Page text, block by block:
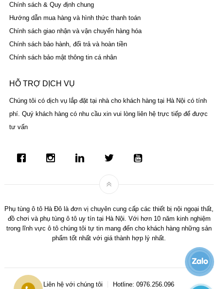
Chính sách & Quy định chung
Hướng dẫn mua hàng và hình thức thanh toán
Chính sách giao nhận và vận chuyển hàng hóa
Chính sách bảo hành, đổi trả và hoàn tiền
Chính sách bảo mật thông tin cá nhân
HỖ TRỢ DỊCH VỤ
Chúng tôi có dịch vụ lắp đặt tại nhà cho khách hàng tại Hà Nội có tính
phí. Quý khách hàng có nhu cầu xin vui lòng liên hệ trực tiếp để được
tư vấn
Phụ tùng ô tô Hà Đô là đơn vị chuyên cung cấp các thiết bị nội ngoại thất,
đồ chơi và phụ tùng ô tô uy tín tại Hà Nội. Với hơn 10 năm kinh nghiệm
trong lĩnh vực ô tô chúng tôi tự tin mang đến cho khách hàng những sản
phẩm tốt nhất với giá thành hợp lý nhất.
Liên hệ với chúng tôi Hotline: 0976.256.096